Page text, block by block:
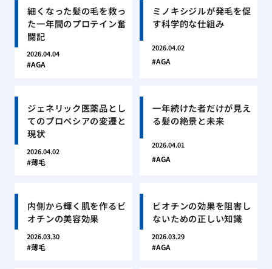
細くなった髪の毛を救っ
た一年間のプロテイン奮
闘記
2026.04.04
AGA
ミノキシジルが発毛を促
す科学的な仕組み
2026.04.02
AGA
ジェネリック医薬品とし
てのプロペシアの変遷と
現状
2026.04.02
薄毛
一年続けた者だけが見え
る髪の絶景と未来
2026.04.01
AGA
内側から輝く肌を作るビ
オチンの美容効果
2026.03.30
薄毛
ビオチンの効果を阻害し
ないための正しい知識
2026.03.29
AGA